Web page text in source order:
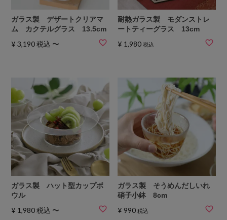
ガラス製 デザートクリアマ
ム カクテルグラス 13.5cm
¥ 3,190 税込 〜
耐熱ガラス製 モダンストレ
ートティーグラス 13cm
¥ 1,980 税込
ガラス製 ハット型カップボ
ウル
¥ 1,980 税込 〜
ガラス製 そうめんだしいれ
硝子小鉢 8cm
¥ 990 税込